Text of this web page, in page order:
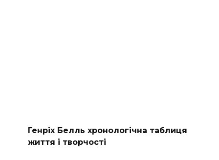
Генріх Белль хронологічна таблиця
життя і творчості